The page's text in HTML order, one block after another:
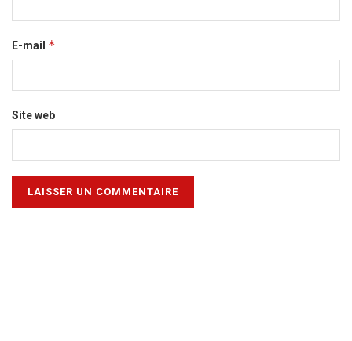
E-mail *
Site web